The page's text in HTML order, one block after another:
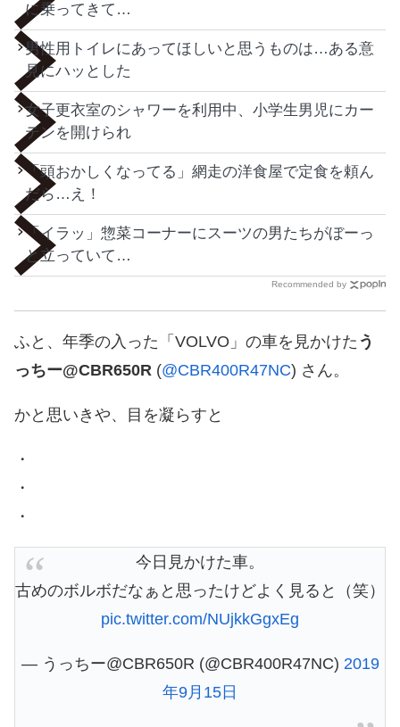
に乗ってきて…
男性用トイレにあってほしいと思うものは…ある意
見にハッとした
女子更衣室のシャワーを利用中、小学生男児にカー
テンを開けられ
「頭おかしくなってる」網走の洋食屋で定食を頼ん
だら…え！
「イラッ」惣菜コーナーにスーツの男たちがぼーっ
と立っていて…
Recommended by
ふと、年季の入った「VOLVO」の車を見かけた う
っちー@CBR650R (@CBR400R47NC) さん。
かと思いきや、目を凝らすと
・
・
・
今日見かけた車。
古めのボルボだなぁと思ったけどよく見ると（笑）
pic.twitter.com/NUjkkGgxEg
— うっちー@CBR650R (@CBR400R47NC) 2019
年9月15日